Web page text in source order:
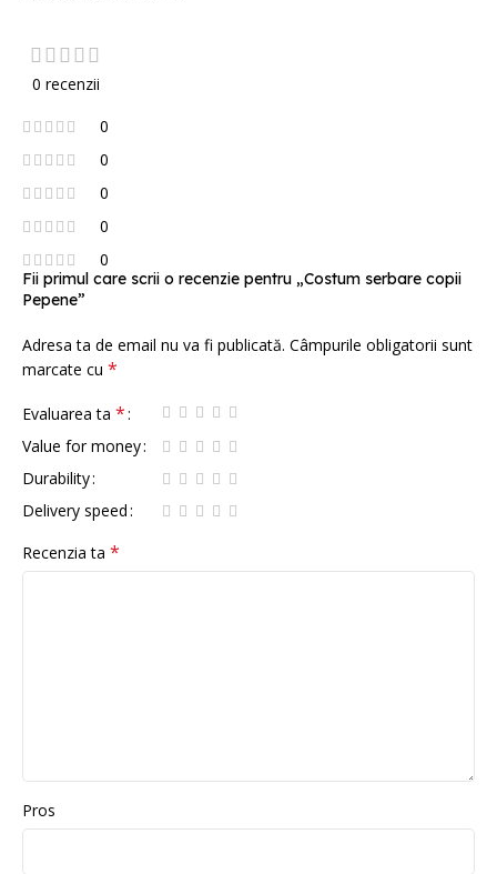
0 recenzii
0
0
0
0
0
Fii primul care scrii o recenzie pentru „Costum serbare copii
Pepene”
Adresa ta de email nu va fi publicată. Câmpurile obligatorii sunt
marcate cu *
Evaluarea ta *
Value for money
Durability
Delivery speed
Recenzia ta *
Pros